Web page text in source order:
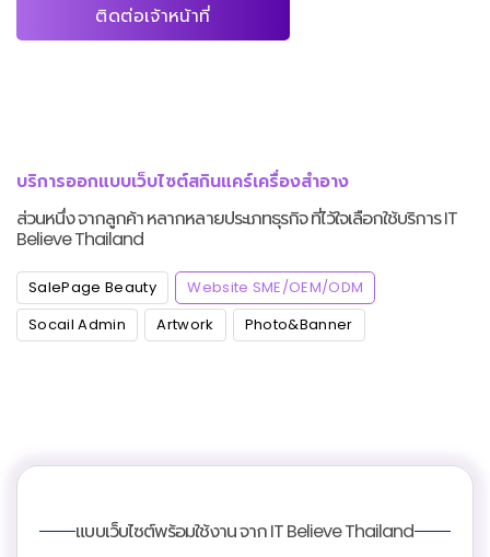
ติดต่อเจ้าหน้าที่
บริการออกแบบเว็บไซต์สกินแคร์เครื่องสำอาง
ส่วนหนึ่ง จากลูกค้า หลากหลายประเภทธุรกิจ ที่ไว้ใจเลือกใช้บริการ IT
Believe Thailand
SalePage Beauty
Website SME/OEM/ODM
Socail Admin
Artwork Photo&Banner
แบบเว็บไซต์พร้อมใช้งาน จาก IT Believe Thailand